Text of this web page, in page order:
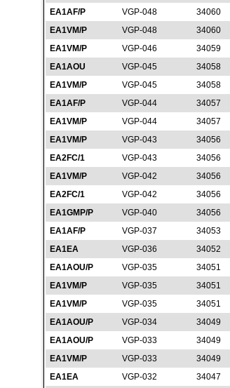
EA1AF/P
VGP-048 34060
EA1VM/P
VGP-048 34060
EA1VM/P
VGP-046 34059
EA1AOU
VGP-045 34058
EA1VM/P
VGP-045 34058
EA1AF/P
VGP-044 34057
EA1VM/P
VGP-044 34057
EA1VM/P
VGP-043 34056
EA2FC/1
VGP-043 34056
EA1VM/P
VGP-042 34056
EA2FC/1
VGP-042 34056
EA1GMP/P
VGP-040 34056
EA1AF/P
VGP-037 34053
EA1EA
VGP-036 34052
EA1AOU/P
VGP-035 34051
EA1VM/P
VGP-035 34051
EA1VM/P
VGP-035 34051
EA1AOU/P
VGP-034 34049
EA1AOU/P
VGP-033 34049
EA1VM/P
VGP-033 34049
EA1EA
VGP-032 34047